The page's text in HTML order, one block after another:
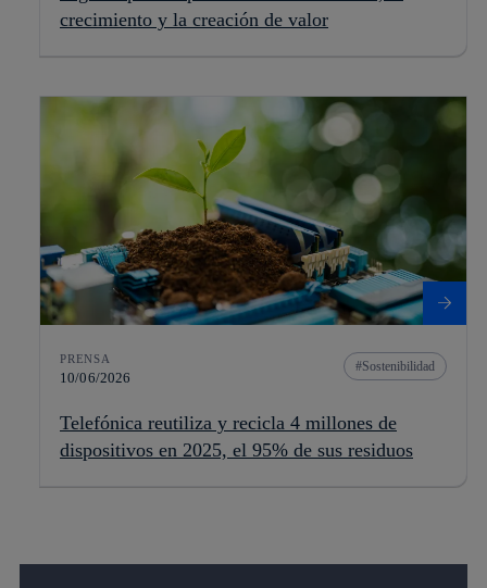
crecimiento y la creación de valor
PRENSA
10/06/2026
Sostenibilidad
Telefónica reutiliza y recicla 4 millones de
dispositivos en 2025, el 95% de sus residuos